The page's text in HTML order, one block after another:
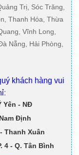
Trị, Sóc Trăng,
Thanh Hóa, Thừa
Vĩnh Long,
Nẵng, Hải Phòng,
khách hàng vui
:
Yên - NĐ
Định
Thanh Xuân
4 - Q. Tân Bình